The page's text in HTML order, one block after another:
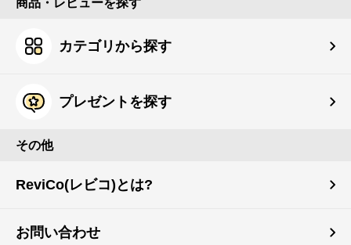
商品・レビューを探す
カテゴリから探す
プレゼントを探す
その他
ReviCo(レビコ)とは?
お問い合わせ